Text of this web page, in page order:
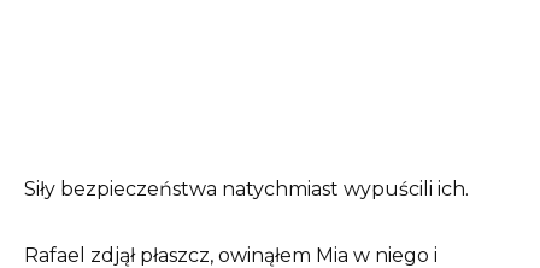
Siły bezpieczeństwa natychmiast wypuścili ich.
Rafael zdjął płaszcz, owinąłem Mia w niego i